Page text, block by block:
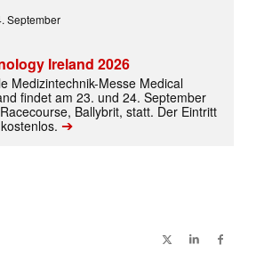
September
Ireland 2026
Medizintechnik-Messe Medical
findet am 23. und 24. September
Ballybrit, statt. Der Eintritt
➔